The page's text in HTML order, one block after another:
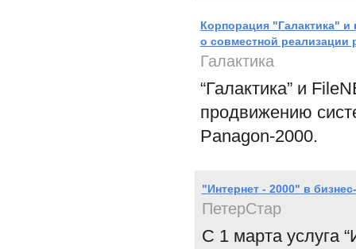
Корпорация "Галактика" и
о совместной реализации
Галактика
“Галактика” и
продвижению
Panagon-2000.
"Интернет - 2000" в
ПетерСтар
С 1 марта услуга